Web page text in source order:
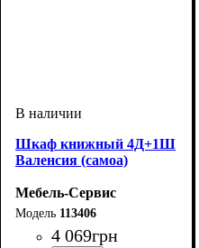
Шкаф книжный 4Д+1Ш
Валенсия (самоа)
Мебель-Сервис
113406
4 069грн